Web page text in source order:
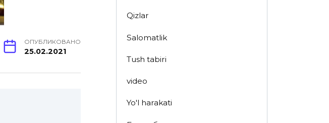
ОПУБЛИКОВАНО
25.02.2021
Qizlar
Salomatlik
Tush tabiri
video
Yo'l harakati